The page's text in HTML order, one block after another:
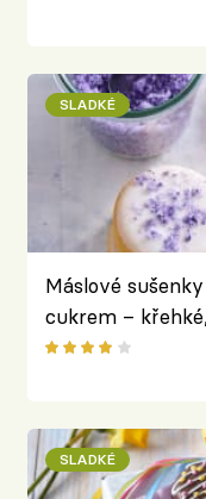
SLADKÉ
Máslové
cukrem –
SLADKÉ